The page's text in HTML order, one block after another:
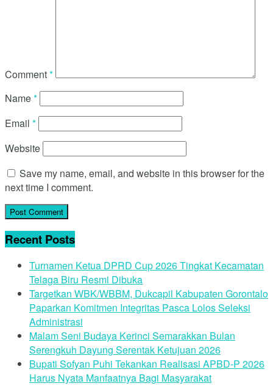
Comment*
Name*
Email *
Website
Save my name, email, and website in this browser for the
next time I comment.
Recent Posts
Turnamen Ketua DPRD Cup 2026 Tingkat Kecamatan
Telaga Biru Resmi Dibuka
Targetkan WBK/WBBM, Dukcapil Kabupaten Gorontalo
Paparkan Komitmen Integritas Pasca Lolos Seleksi
Administrasi
Malam Seni Budaya Kerinci Semarakkan Bulan
Serengkuh Dayung Serentak Ketujuan 2026
Bupati Sofyan Puhi Tekankan Realisasi APBD-P 2026
Harus Nyata Manfaatnya Bagi Masyarakat